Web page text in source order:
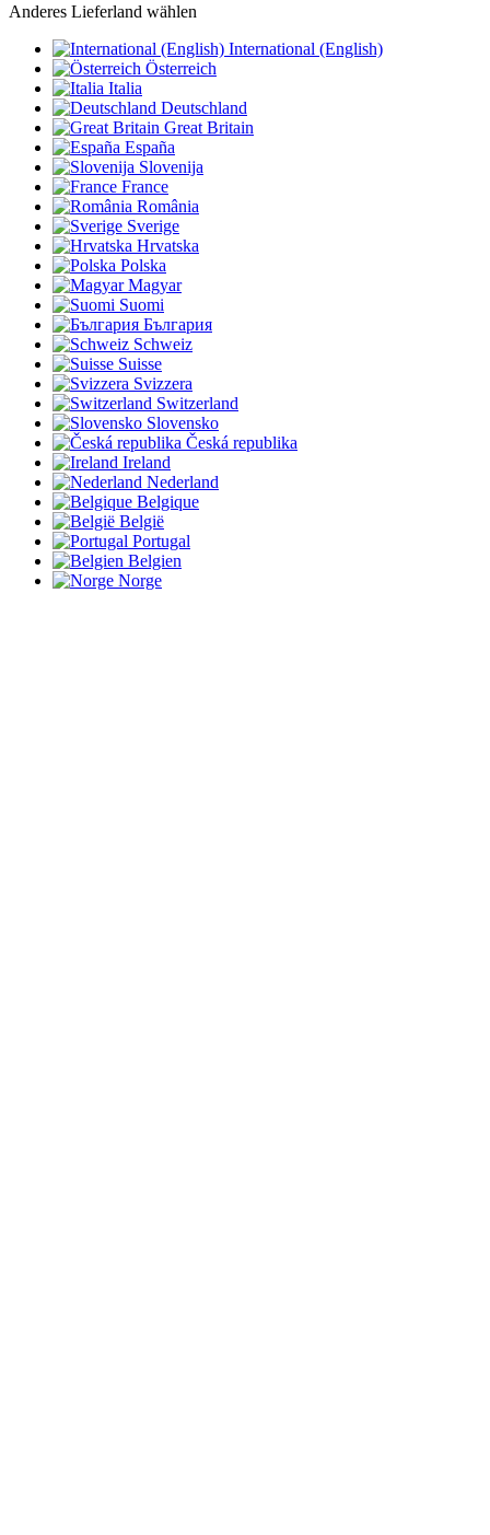
Anderes Lieferland wählen
International (English)
Österreich
Italia
Deutschland
Great Britain
España
Slovenija
France
România
Sverige
Hrvatska
Polska
Magyar
Suomi
България
Schweiz
Suisse
Svizzera
Switzerland
Slovensko
Česká republika
Ireland
Nederland
Belgique
België
Portugal
Belgien
Norge